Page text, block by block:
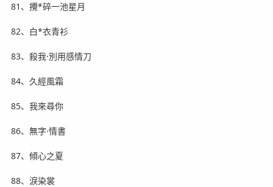
81、攪*碎一池星月
82、白*衣青衫
83、殺我·別用感情刀
84、久經風霜
85、我來尋你
86、無字·情書
87、傾心之夏
88、淚染裳